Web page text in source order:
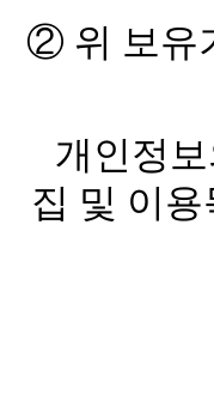
② 위 보유
개인정
집 및 이